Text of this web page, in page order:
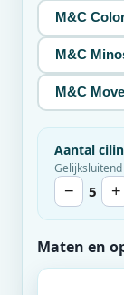
M&C
M&C
M&C Move
Aantal
− 5 +
Maten en